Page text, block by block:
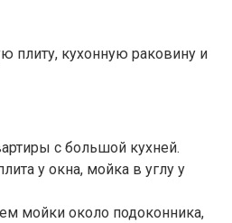
плиту, кухонную раковину и
с большой кухней.
у окна, мойка в углу у
мойки около подоконника,